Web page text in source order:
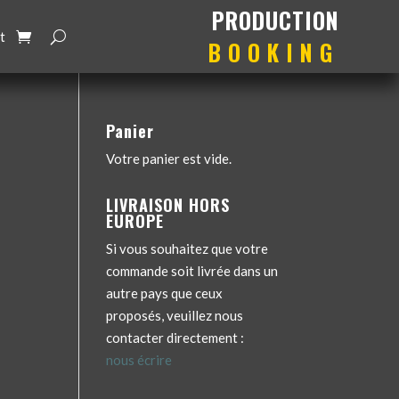
production
booking
Panier
Votre panier est vide.
LIVRAISON HORS
EUROPE
Si vous souhaitez que votre
commande soit livrée dans un
autre pays que ceux
proposés, veuillez nous
contacter directement :
nous écrire